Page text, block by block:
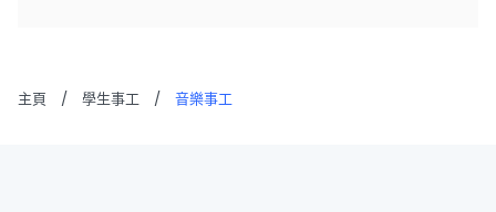
主頁 / 學生事工 / 音樂事工